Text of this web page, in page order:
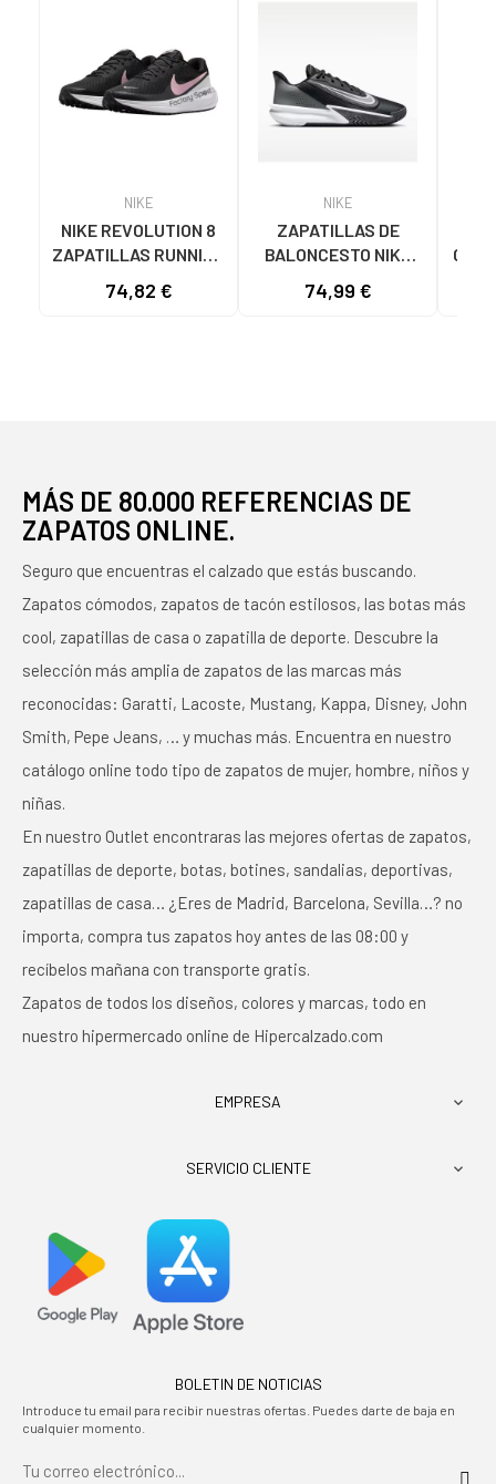
NIKE
NIKE REVOLUTION 8
ZAPATILLAS RUNNING
NEGRO-ROSA NAN
74,82 €
NIKE
ZAPATILLAS DE
BALONCESTO NIKE
NEGRO
74,99 €
MÁS DE 80.000 REFERENCIAS DE
ZAPATOS ONLINE.
Seguro que encuentras el calzado que estás buscando.
Zapatos cómodos, zapatos de tacón estilosos, las botas más
cool, zapatillas de casa o zapatilla de deporte. Descubre la
selección más amplia de zapatos de las marcas más
reconocidas: Garatti, Lacoste, Mustang, Kappa, Disney, John
Smith, Pepe Jeans, … y muchas más. Encuentra en nuestro
catálogo online todo tipo de zapatos de mujer, hombre, niños y
niñas.
En nuestro Outlet encontraras las mejores ofertas de zapatos,
zapatillas de deporte, botas, botines, sandalias, deportivas,
zapatillas de casa… ¿Eres de Madrid, Barcelona, Sevilla…? no
importa, compra tus zapatos hoy antes de las 08:00 y
recíbelos mañana con transporte gratis.
Zapatos de todos los diseños, colores y marcas, todo en
nuestro hipermercado online de Hipercalzado.com
EMPRESA 
SERVICIO CLIENTE 
BOLETIN DE NOTICIAS
Introduce tu email para recibir nuestras ofertas. Puedes darte de baja en
cualquier momento.